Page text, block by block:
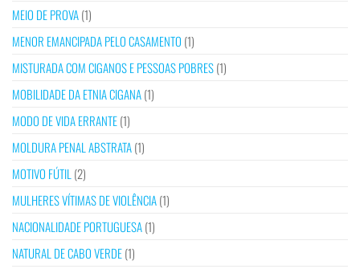
MEIO DE PROVA(1)
MENOR EMANCIPADA PELO CASAMENTO (1)
MISTURADA COM CIGANOS E PESSOAS POBRES(1)
MOBILIDADE DA ETNIA CIGANA(1)
MODO DE VIDA ERRANTE(1)
MOLDURA PENAL ABSTRATA(1)
MOTIVO FÚTIL (2)
MULHERES VÍTIMAS DE VIOLÊNCIA(1)
NACIONALIDADE PORTUGUESA(1)
NATURAL DE CABO VERDE(1)